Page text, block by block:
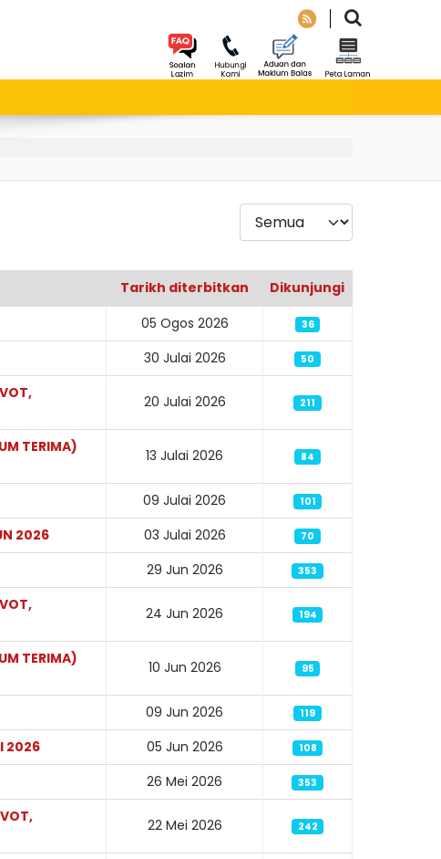
Paparkan
Tarikh diterbitkan
Dikunjungi
05 Ogos 2026 36
30 Julai 2026 50
20 Julai 2026 211
TERIMA)
13 Julai 2026 84
09 Julai 2026 101
2026 03 Julai 2026 70
29 Jun 2026 353
24 Jun 2026 194
TERIMA)
10 Jun 2026 95
09 Jun 2026 119
2026 05 Jun 2026 108
26 Mei 2026 353
22 Mei 2026 242